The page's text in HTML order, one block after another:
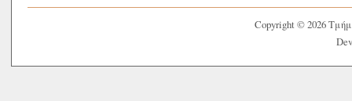
Copyright © 2026